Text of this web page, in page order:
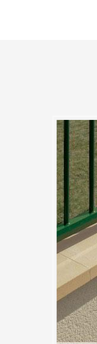
et expert.
de tout type et tout
de muret. Si
service reste
dans toute la ville de